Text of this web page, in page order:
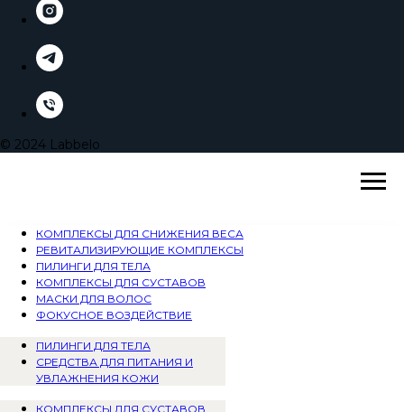
© 2024 Labbelo
КОМПЛЕКСЫ ДЛЯ СНИЖЕНИЯ ВЕСА
РЕВИТАЛИЗИРУЮЩИЕ КОМПЛЕКСЫ
ПИЛИНГИ ДЛЯ ТЕЛА
КОМПЛЕКСЫ ДЛЯ СУСТАВОВ
МАСКИ ДЛЯ ВОЛОС
ФОКУСНОЕ ВОЗДЕЙСТВИЕ
ПИЛИНГИ ДЛЯ ТЕЛА
СРЕДСТВА ДЛЯ ПИТАНИЯ И
УВЛАЖНЕНИЯ КОЖИ
КОМПЛЕКСЫ ДЛЯ СУСТАВОВ